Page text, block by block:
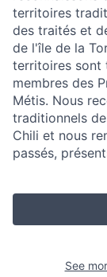
territoires
des traités et
de l'île de la
territoires sont
membres des
Métis. Nous
traditionnels
Chili et nous
passés,
See